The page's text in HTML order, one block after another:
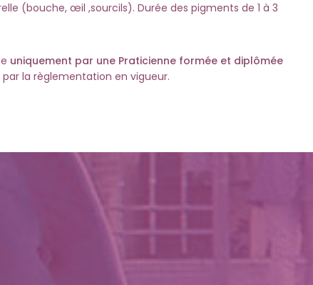
(bouche, œil ,sourcils). Durée des pigments de 1 à 3
uniquement par une Praticienne formée et diplômée
la règlementation en vigueur.